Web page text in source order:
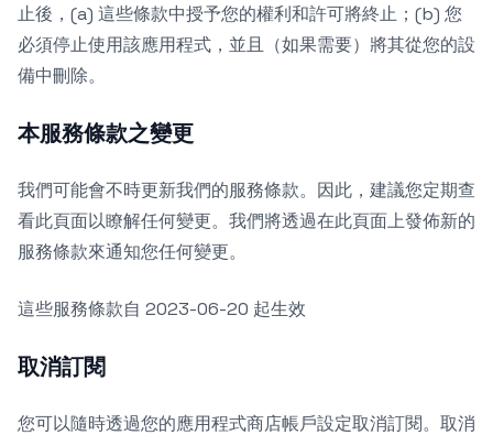
止後，(a) 這些條款中授予您的權利和許可將終止；(b) 您
必須停止使用該應用程式，並且（如果需要）將其從您的設
備中刪除。
本服務條款之變更
我們可能會不時更新我們的服務條款。因此，建議您定期查
看此頁面以瞭解任何變更。我們將透過在此頁面上發佈新的
服務條款來通知您任何變更。
這些服務條款自 2023-06-20 起生效
取消訂閱
您可以隨時透過您的應用程式商店帳戶設定取消訂閱。取消